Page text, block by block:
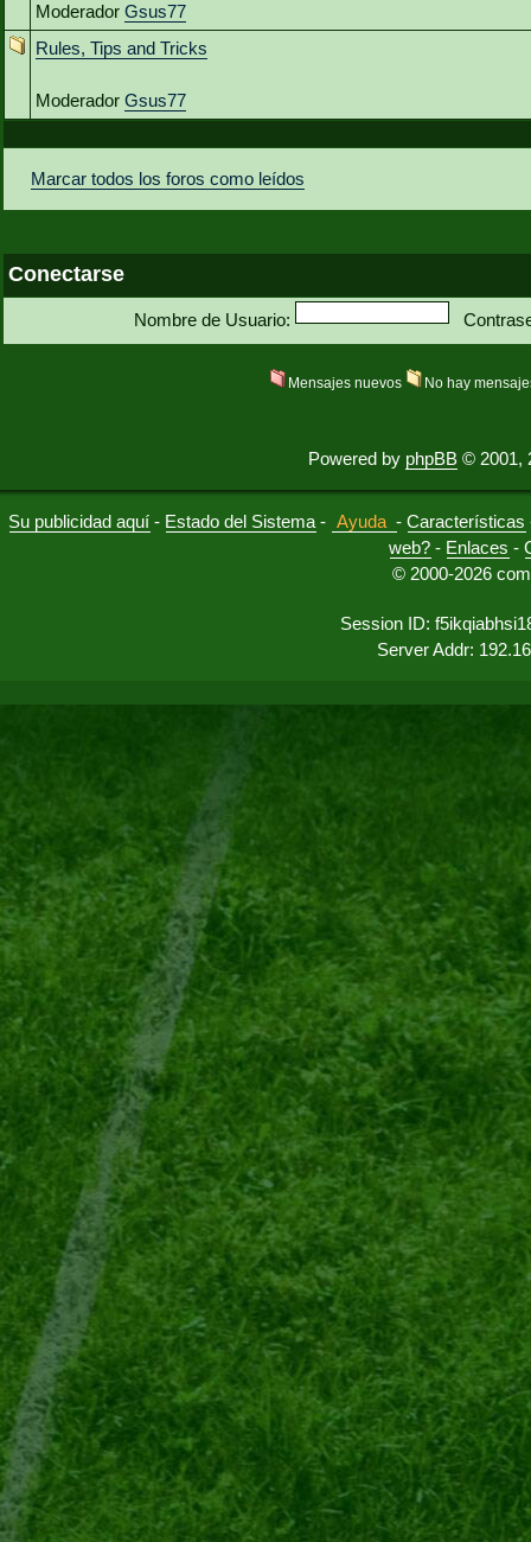
Moderador Gsus77
Rules, Tips and Tricks
Moderador Gsus77
Marcar todos los foros como leídos
Conectarse
Nombre de Usuario:
Mensajes nuevos No hay
Powered by phpBB © 2001,
Su publicidad aquí - Estado del Sistema - Ayuda -Características
web? - Enlaces -
© 2000-2026
Session ID:
Server Addr: